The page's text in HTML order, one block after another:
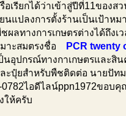
อเรียกได้ว่าเข้าสู่ปีที่11ของส
นแปลงการตั้งร้านเป็นเป้าห
ชผลทางการเกษตรต่างได้ถึงเ
มาะสมตรงชื่อ
PCR twenty
นอุปกรณ์ทางกาเกษตรและสิน
ะปุ๋ยสำหรับพืชติดต่อ นายปัทม
0782ไอดีไลน์ppn1972ขอบ
ให้ครับ